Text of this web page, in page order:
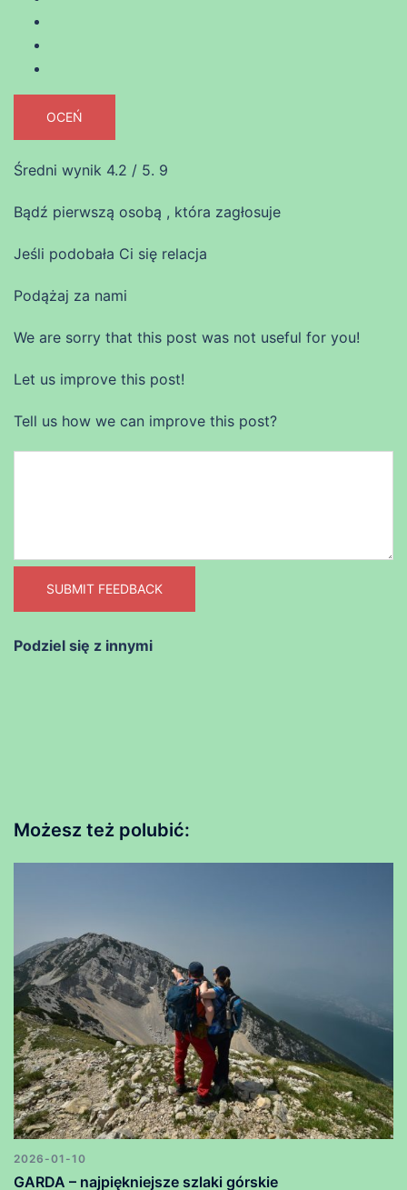
OCEŃ
Średni wynik 4.2 / 5. 9
Bądź pierwszą osobą , która zagłosuje
Jeśli podobała Ci się relacja
Podążaj za nami
We are sorry that this post was not useful for you!
Let us improve this post!
Tell us how we can improve this post?
SUBMIT FEEDBACK
Podziel się z innymi
Możesz też polubić:
2026-01-10
GARDA – najpiękniejsze szlaki górskie